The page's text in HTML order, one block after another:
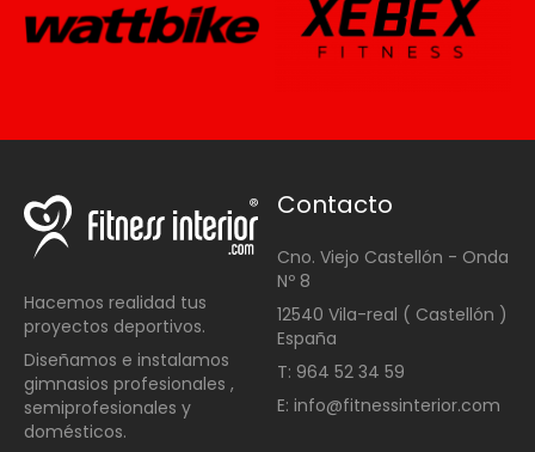
Hacemos realidad tus
proyectos deportivos.
Diseñamos e instalamos
gimnasios profesionales ,
semiprofesionales y
domésticos.
Contacto
Cno. Viejo Castellón - Onda
Nº 8
12540 Vila-real ( Castellón )
España
T: 964 52 34 59
E: info@fitnessinterior.com